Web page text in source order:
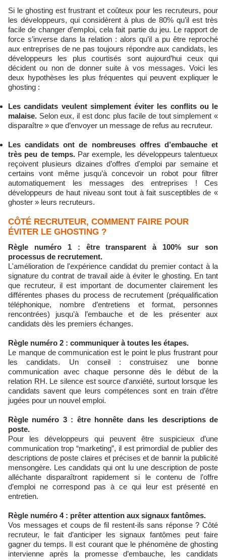
Si le ghosting est frustrant et coûteux pour les recruteurs, pour
les développeurs, qui considèrent à plus de 80% qu’il est très
facile de changer d’emploi, cela fait partie du jeu. Le rapport de
force s’inverse dans la relation : alors qu’il a pu être reproché
aux entreprises de ne pas toujours répondre aux candidats, les
développeurs les plus courtisés sont aujourd’hui ceux qui
décident ou non de donner suite à vos messages. Voici les
deux hypothèses les plus fréquentes qui peuvent expliquer le
ghosting :
Les candidats veulent simplement éviter les conflits ou le
malaise. Selon eux, il est donc plus facile de tout simplement «
disparaître » que d’envoyer un message de refus au recruteur.
Les candidats ont de nombreuses offres d’embauche et
très peu de temps.Par exemple, les développeurs talentueux
reçoivent plusieurs dizaines d’offres d'emploi par semaine et
certains vont même jusqu’à concevoir un robot pour filtrer
automatiquement les messages des entreprises ! Ces
développeurs de haut niveau sont tout à fait susceptibles de «
ghoster » leurs recruteurs.
CÔTÉ RECRUTEUR, COMMENT FAIRE POUR
ÉVITER LE GHOSTING ?
Règle numéro 1 : être transparent à 100% sur son
processus de recrutement.
L'amélioration de l'expérience candidat du premier contact à la
signature du contrat de travail aide à éviter le ghosting. En tant
que recruteur, il est important de documenter clairement les
différentes phases du process de recrutement (préqualification
téléphonique, nombre d’entretiens et format, personnes
rencontrées) jusqu’à l’embauche et de les présenter aux
candidats dès les premiers échanges.
Règle numéro 2 : communiquer à toutes les étapes.
Le manque de communication est le point le plus frustrant pour
les candidats. Un conseil : construisez une bonne
communication avec chaque personne dès le début de la
relation RH. Le silence est source d'anxiété, surtout lorsque les
candidats savent que leurs compétences sont en train d’être
jugées pour un nouvel emploi.
Règle numéro 3 : être honnête dans les descriptions de
poste.
Pour les développeurs qui peuvent être suspicieux d’une
communication trop “marketing”, il est primordial de publier des
descriptions de poste claires et précises et de bannir la publicité
mensongère. Les candidats qui ont lu une description de poste
alléchante disparaîtront rapidement si le contenu de l’offre
d’emploi ne correspond pas à ce qui leur est présenté en
entretien.
Règle numéro 4 : prêter attention aux signaux fantômes.
Vos messages et coups de fil restent-ils sans réponse ? Côté
recruteur, le fait d’anticiper les signaux fantômes peut faire
gagner du temps. Il est courant que le phénomène de ghosting
intervienne après la promesse d’embauche, les candidats